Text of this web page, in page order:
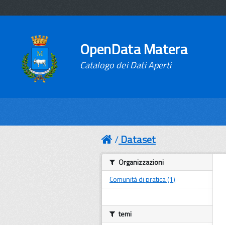
OpenData Matera
Catalogo dei Dati Aperti
Dataset
Organizzazioni
Comunità di pratica (1)
temi